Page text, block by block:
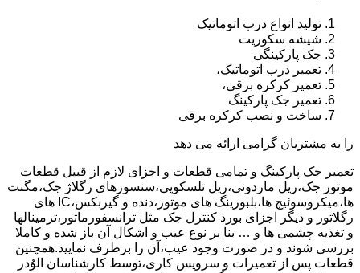
تولید انواع درب اتوماتیک
شیشه سکوریت
جک پارکینگی
تعمیر درب اتوماتیک،
تعمیر کرکره برقی،
تعمیر جک پارکینگ
ساخت و نصب کرکره برقی
را به مشتریان گرامی ارائه می دهد
تعمیر جک پارکینگ و تمامی قطعات و اجزای لازم از قبیل قطعات
موتور جک،ریل ماردونی،ریل تلسکوپی،سنسورهای رگلاژ جک،مگنت
ها،میکروسوئیچ ها،بلبورینگ های موتور،دنده و گیربکس،IC های
رگلاتور و دیگر اجزای بورد کنترل جک مثل ترانسفورماتور،ترمینالها
و تغذیه چشمی ها و … بنا بر نوع عیب و اشکال آن باز شده و کاملا
بررسی شوند و در صورت وجود عیب،آن را برطرف نمایید.همچنین
قطعات پس از تعمیرات و سرویس کاری،توسط کارشناسان الوُدر